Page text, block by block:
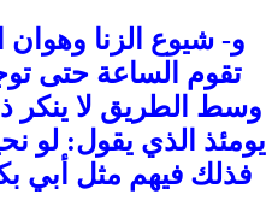
و- شيوع الزنا وهوان
تقوم الساعة حتى
وسط الطريق لا ينكر
يومئذ الذي يقول: لو
فذلك فيهم مثل أبي